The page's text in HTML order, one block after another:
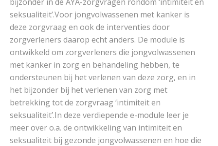
seksualiteit’.Voor jongvolwassenen met kanker is
deze zorgvraag en ook de interventies door
zorgverleners daarop echt anders. De module is
ontwikkeld om zorgverleners die jongvolwassenen
met kanker in zorg en behandeling hebben, te
ondersteunen bij het verlenen van deze zorg, en in
het bijzonder bij het verlenen van zorg met
betrekking tot de zorgvraag ‘intimiteit en
seksualiteit’.In deze verdiepende e-module leer je
meer over o.a. de ontwikkeling van intimiteit en
seksualiteit bij gezonde jongvolwassenen en hoe die